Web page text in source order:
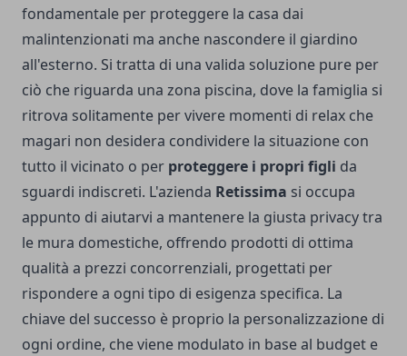
fondamentale per proteggere la casa dai
malintenzionati ma anche nascondere il giardino
all'esterno. Si tratta di una valida soluzione pure per
ciò che riguarda una zona piscina, dove la famiglia si
ritrova solitamente per vivere momenti di relax che
magari non desidera condividere la situazione con
tutto il vicinato o per proteggere i propri figli da
sguardi indiscreti. L'azienda Retissima si occupa
appunto di aiutarvi a mantenere la giusta privacy tra
le mura domestiche, offrendo prodotti di ottima
qualità a prezzi concorrenziali, progettati per
rispondere a ogni tipo di esigenza specifica. La
chiave del successo è proprio la personalizzazione di
ogni ordine, che viene modulato in base al budget e